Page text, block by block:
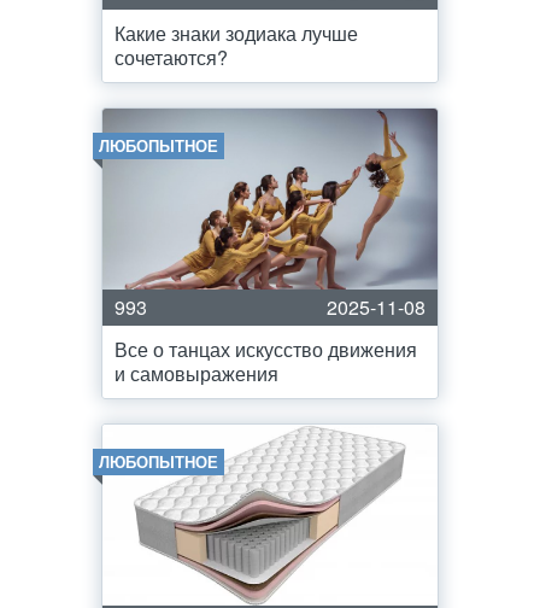
Какие знаки зодиака лучше
сочетаются?
ЛЮБОПЫТНОЕ
993
2025-11-08
Все о танцах искусство движения
и самовыражения
ЛЮБОПЫТНОЕ